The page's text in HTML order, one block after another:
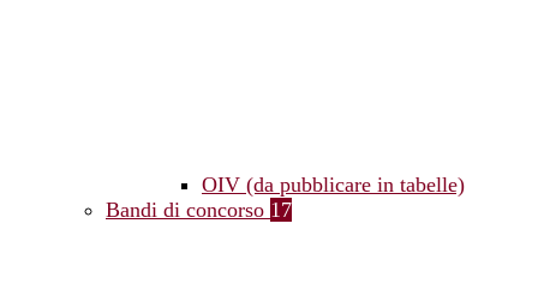
OIV (da pubblicare in tabelle)
Bandi di concorso 17